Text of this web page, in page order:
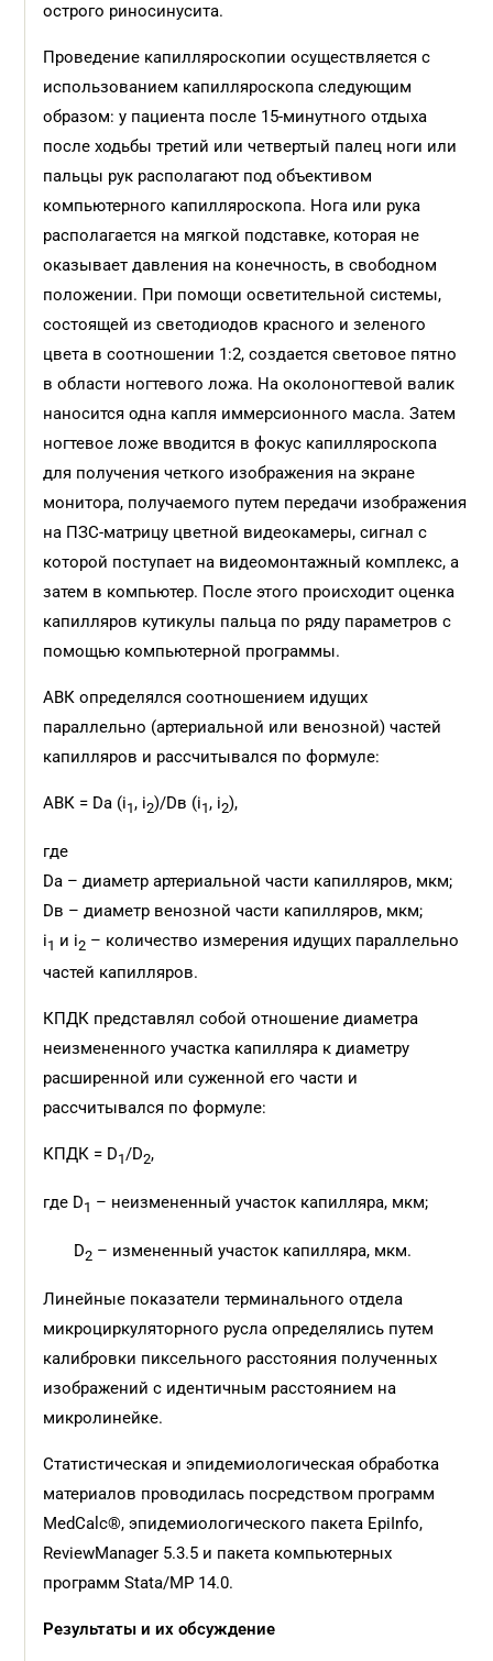
острого риносинусита.
Проведение капилляроскопии осуществляется с
использованием капилляроскопа следующим
образом: у пациента после 15-минутного отдыха
после ходьбы третий или четвертый палец ноги или
пальцы рук располагают под объективом
компьютерного капилляроскопа. Нога или рука
располагается на мягкой подставке, которая не
оказывает давления на конечность, в свободном
положении. При помощи осветительной системы,
состоящей из светодиодов красного и зеленого
цвета в соотношении 1:2, создается световое пятно
в области ногтевого ложа. На околоногтевой валик
наносится одна капля иммерсионного масла. Затем
ногтевое ложе вводится в фокус капилляроскопа
для получения четкого изображения на экране
монитора, получаемого путем передачи изображения
на ПЗС-матрицу цветной видеокамеры, сигнал с
которой поступает на видеомонтажный комплекс, а
затем в компьютер. После этого происходит оценка
капилляров кутикулы пальца по ряду параметров с
помощью компьютерной программы.
АВК определялся соотношением идущих
параллельно (артериальной или венозной) частей
капилляров и рассчитывался по формуле:
АВК = Da (i1, i2)/Dв (i1, i2),
где
Da – диаметр артериальной части капилляров, мкм;
Dв – диаметр венозной части капилляров, мкм;
i1 и i2 – количество измерения идущих параллельно
частей капилляров.
КПДК представлял собой отношение диаметра
неизмененного участка капилляра к диаметру
расширенной или суженной его части и
рассчитывался по формуле:
КПДК = D1/D2,
где D1 – неизмененный участок капилляра, мкм;
D2 – измененный участок капилляра, мкм.
Линейные показатели терминального отдела
микроциркуляторного русла определялись путем
калибровки пиксельного расстояния полученных
изображений с идентичным расстоянием на
микролинейке.
Статистическая и эпидемиологическая обработка
материалов проводилась посредством программ
MedCalc®, эпидемиологического пакета EpiInfo,
ReviewManager 5.3.5 и пакета компьютерных
программ Stata/MP 14.0.
Результаты и их обсуждение